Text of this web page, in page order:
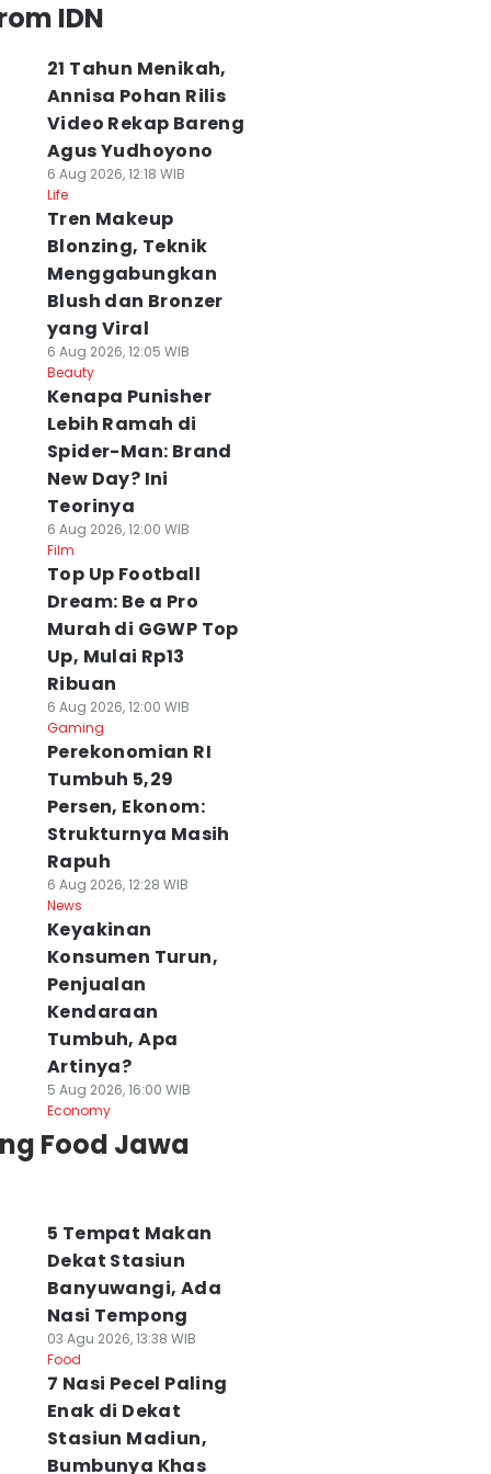
IDN
21 Tahun Menikah,
Annisa Pohan Rilis
Video Rekap Bareng
Agus Yudhoyono
6 Aug 2026, 12:18 WIB
Life
Tren Makeup
Blonzing, Teknik
Menggabungkan
Blush dan Bronzer
yang Viral
6 Aug 2026, 12:05 WIB
Beauty
Kenapa Punisher
Lebih Ramah di
Spider-Man: Brand
New Day? Ini
Teorinya
6 Aug 2026, 12:00 WIB
Film
Top Up Football
Dream: Be a Pro
Murah di GGWP Top
Up, Mulai Rp13
Ribuan
6 Aug 2026, 12:00 WIB
Gaming
Perekonomian RI
Tumbuh 5,29
Persen, Ekonom:
Strukturnya Masih
Rapuh
6 Aug 2026, 12:28 WIB
News
Keyakinan
Konsumen Turun,
Penjualan
Kendaraan
Tumbuh, Apa
Artinya?
5 Aug 2026, 16:00 WIB
Economy
Food Jawa
5 Tempat Makan
Dekat Stasiun
Banyuwangi, Ada
Nasi Tempong
03 Agu 2026, 13:38 WIB
Food
7 Nasi Pecel Paling
Enak di Dekat
Stasiun Madiun,
Bumbunya Khas